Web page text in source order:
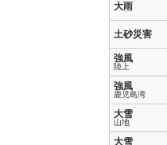
大雨
土砂災害
強風
陸上
強風
鹿児島湾
大雪
山地
大雪